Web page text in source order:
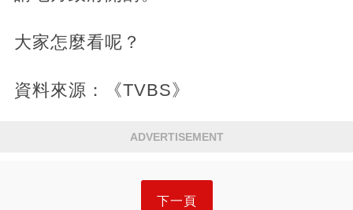
大家怎麼看呢？
資料來源：《TVBS》
ADVERTISEMENT
下一頁